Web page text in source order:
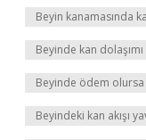
Beyin kanamasında
Beyinde kan dolaşımı
Beyinde ödem
Beyindeki kan akışı